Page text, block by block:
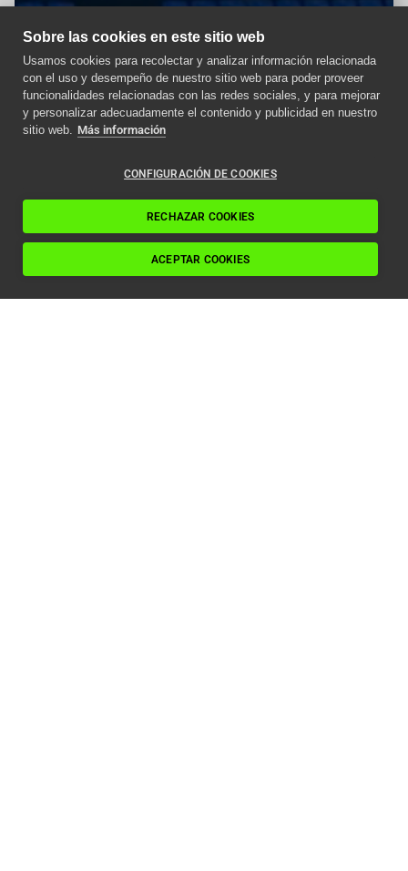
Sobre las cookies en este sitio web
Usamos cookies para recolectar y analizar información relacionada
con el uso y desempeño de nuestro sitio web para poder proveer
funcionalidades relacionadas con las redes sociales, y para mejorar
y personalizar adecuadamente el contenido y publicidad en nuestro
sitio web. Más información
CONFIGURACIÓN DE COOKIES
RECHAZAR COOKIES
ACEPTAR COOKIES
Aviso importante
Como afecta la nueva
ascensores en 2024
Leer artículo